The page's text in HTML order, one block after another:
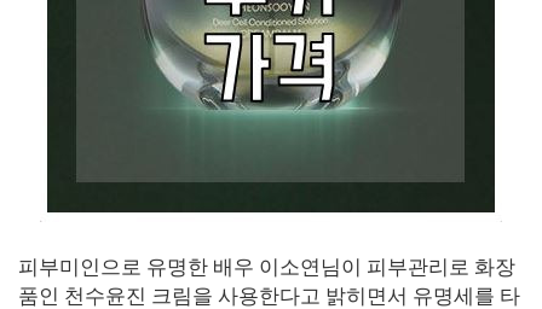
피부미인으로 유명한 배우 이소연님이 피부관리로 화장
품인 천수윤진 크림을 사용한다고 밝히면서 유명세를 타